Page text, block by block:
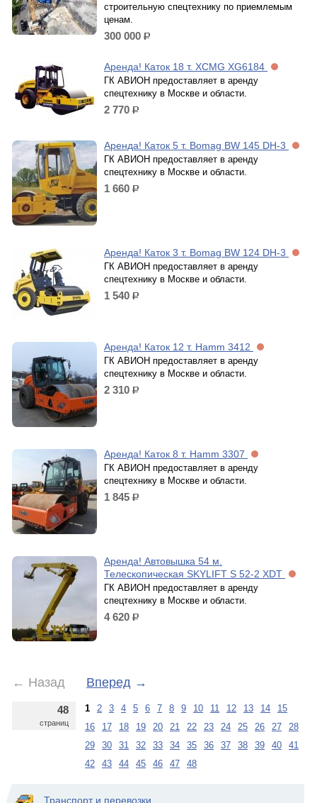
строительную спецтехнику по приемлемым
ценам.
300 000 р.
Аренда! Каток 18 т. XCMG XG6184
ГК АВИОН предоставляет в аренду
спецтехнику в Москве и области.
2 770 р.
Аренда! Каток 5 т. Bomag BW 145 DH-3
ГК АВИОН предоставляет в аренду
спецтехнику в Москве и области.
1 660 р.
Аренда! Каток 3 т. Bomag BW 124 DH-3
ГК АВИОН предоставляет в аренду
спецтехнику в Москве и области.
1 540 р.
Аренда! Каток 12 т. Hamm 3412
ГК АВИОН предоставляет в аренду
спецтехнику в Москве и области.
2 310 р.
Аренда! Каток 8 т. Hamm 3307
ГК АВИОН предоставляет в аренду
спецтехнику в Москве и области.
1 845 р.
Аренда! Автовышка 54 м.
Телескопическая SKYLIFT S 52-2 XDT
ГК АВИОН предоставляет в аренду
спецтехнику в Москве и области.
4 620 р.
← Назад Вперед →
48
страниц
1 2 3 4 5 6 7 8 9 10 11 12 13 14
15
16
17 18 19 20 21 22 23 24 25 26 27
28
29
30 31 32 33 34 35 36 37 38 39 40
41
42
43 44 45 46 47 48
Транспорт и перевозки